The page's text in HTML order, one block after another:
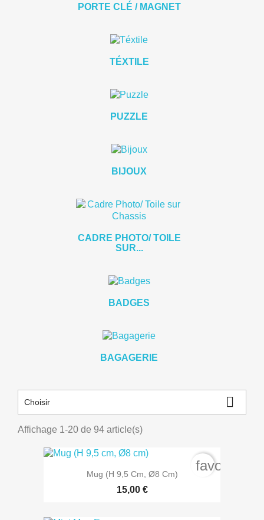
PORTE CLÉ / MAGNET
TÉXTILE
PUZZLE
BIJOUX
CADRE PHOTO/ TOILE
SUR...
BADGES
BAGAGERIE
Choisir 
Affichage 1-20 de 94 article(s)
Mug (H 9,5 Cm, Ø8 Cm)
15,00 €